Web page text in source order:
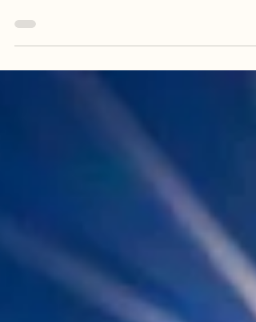
beachten. Damit beim Packen des...